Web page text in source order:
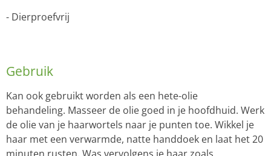
- Dierproefvrij
Gebruik
Kan ook gebruikt worden als een hete-olie
behandeling. Masseer de olie goed in je hoofdhuid. Werk
de olie van je haarwortels naar je punten toe. Wikkel je
haar met een verwarmde, natte handdoek en laat het 20